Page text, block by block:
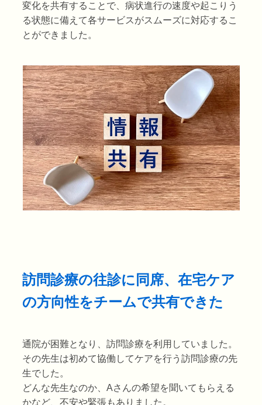
変化を共有することで、病状進行の速度や起こりう
る状態に備えて各サービスがスムーズに対応するこ
とができました。
訪問診療の往診に同席、在宅ケア
の方向性をチームで共有できた
通院が困難となり、訪問診療を利用していました。
その先生は初めて協働してケアを行う訪問診療の先
生でした。
どんな先生なのか、Aさんの希望を聞いてもらえる
かなど、不安や緊張もありました。